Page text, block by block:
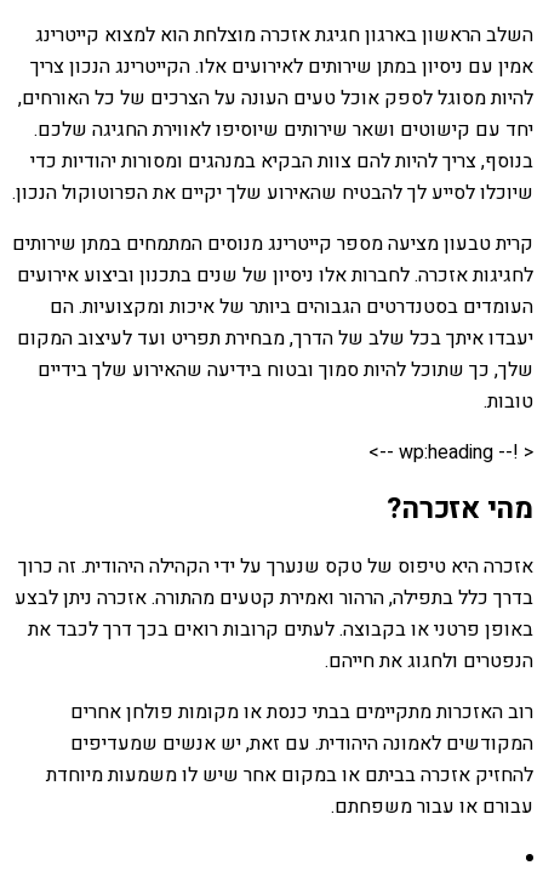
השלב הראשון בארגון חגיגת אזכרה מוצלחת הוא למצוא קייטרינג
אמין עם ניסיון במתן שירותים לאירועים אלו. הקייטרינג הנכון צריך
להיות מסוגל לספק אוכל טעים העונה על הצרכים של כל האורחים,
יחד עם קישוטים ושאר שירותים שיוסיפו לאווירת החגיגה שלכם.
בנוסף, צריך להיות להם צוות הבקיא במנהגים ומסורות יהודיות כדי
שיוכלו לסייע לך להבטיח שהאירוע שלך יקיים את הפרוטוקול הנכון.
קרית טבעון מציעה מספר קייטרינג מנוסים המתמחים במתן שירותים
לחגיגות אזכרה. לחברות אלו ניסיון של שנים בתכנון וביצוע אירועים
העומדים בסטנדרטים הגבוהים ביותר של איכות ומקצועיות. הם
יעבדו איתך בכל שלב של הדרך, מבחירת תפריט ועד לעיצוב המקום
שלך, כך שתוכל להיות סמוך ובטוח בידיעה שהאירוע שלך בידיים
טובות.
< !-- wp:heading -->
מהי אזכרה?
אזכרה היא טיפוס של טקס שנערך על ידי הקהילה היהודית. זה כרוך
בדרך כלל בתפילה, הרהור ואמירת קטעים מהתורה. אזכרה ניתן לבצע
באופן פרטני או בקבוצה. לעתים קרובות רואים בכך דרך לכבד את
הנפטרים ולחגוג את חייהם.
רוב האזכרות מתקיימים בבתי כנסת או מקומות פולחן אחרים
המקודשים לאמונה היהודית. עם זאת, יש אנשים שמעדיפים
להחזיק אזכרה בביתם או במקום אחר שיש לו משמעות מיוחדת
עבורם או עבור משפחתם.